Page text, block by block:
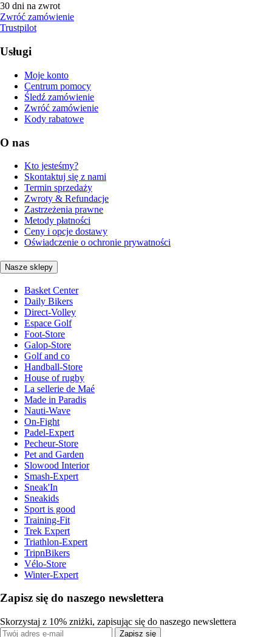
30 dni na zwrot
Zwróć zamówienie
Trustpilot
Usługi
Moje konto
Centrum pomocy
Śledź zamówienie
Zwróć zamówienie
Kody rabatowe
O nas
Kto jesteśmy?
Skontaktuj się z nami
Termin sprzedaży
Zwroty & Refundacje
Zastrzeżenia prawne
Metody płatności
Ceny i opcje dostawy
Oświadczenie o ochronie prywatności
Nasze sklepy
Basket Center
Daily Bikers
Direct-Volley
Espace Golf
Foot-Store
Galop-Store
Golf and co
Handball-Store
House of rugby
La sellerie de Maé
Made in Paradis
Nauti-Wave
On-Fight
Padel-Expert
Pecheur-Store
Pet and Garden
Slowood Interior
Smash-Expert
Sneak'In
Sneakids
Sport is good
Training-Fit
Trek Expert
Triathlon-Expert
TripnBikers
Vélo-Store
Winter-Expert
Zapisz się do naszego newslettera
Skorzystaj z 10% zniżki, zapisując się do naszego newslettera
Zapisz się